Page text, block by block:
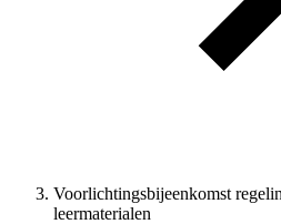
Voorlichtingsbijeenkomst
leermaterialen